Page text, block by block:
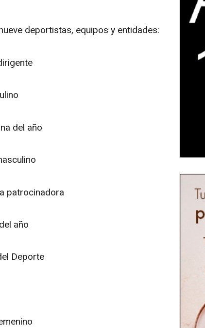
deportistas, equipos y entidades:
del año
patrocinadora
año
Deporte